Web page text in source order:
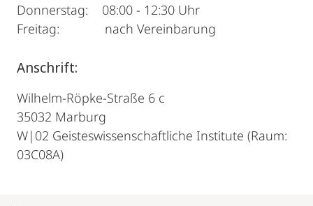
Donnerstag: 08:00 - 12:30 Uhr
Freitag: nach Vereinbarung
Anschrift:
Wilhelm-Röpke-Straße 6 c
35032 Marburg
W|02 Geisteswissenschaftliche Institute (Raum:
03C08A)